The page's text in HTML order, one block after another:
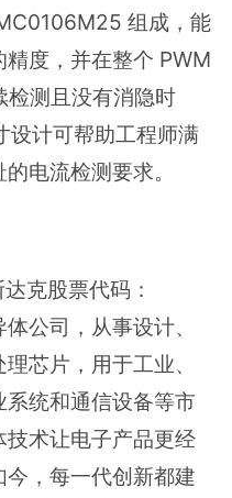
组成，能
度，并在整个 PWM
检测且没有消隐时
设计可帮助工程师满
电流检测要求。
克股票代码：
公司，从事设计、
芯片，用于工业、
统和通信设备等市
术让电子产品更经
，每一代创新都建